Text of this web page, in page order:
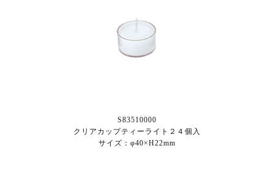
S83510000
クリアカップティーライト２４個入
サイズ：φ40×H22mm